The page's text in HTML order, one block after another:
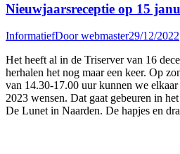
Nieuwjaarsreceptie op 15
InformatiefDoorwebmaster29/12/2022
Het heeft al in de Triserver van 16
herhalen het nog maar een keer. Op
van 14.30-17.00 uur kunnen we
2023 wensen. Dat gaat gebeuren in
De Lunet in Naarden. De hapjes en